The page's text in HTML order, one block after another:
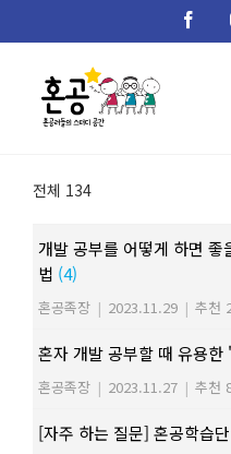
전체 134
개발 공부를 어떻게 하면 좋
법 (4)
혼공족장 | 2023.11.29 | 추천
혼자 개발 공부할 때 유용
혼공족장 | 2023.11.27 | 추천
[자주 하는 질문] 혼공학습